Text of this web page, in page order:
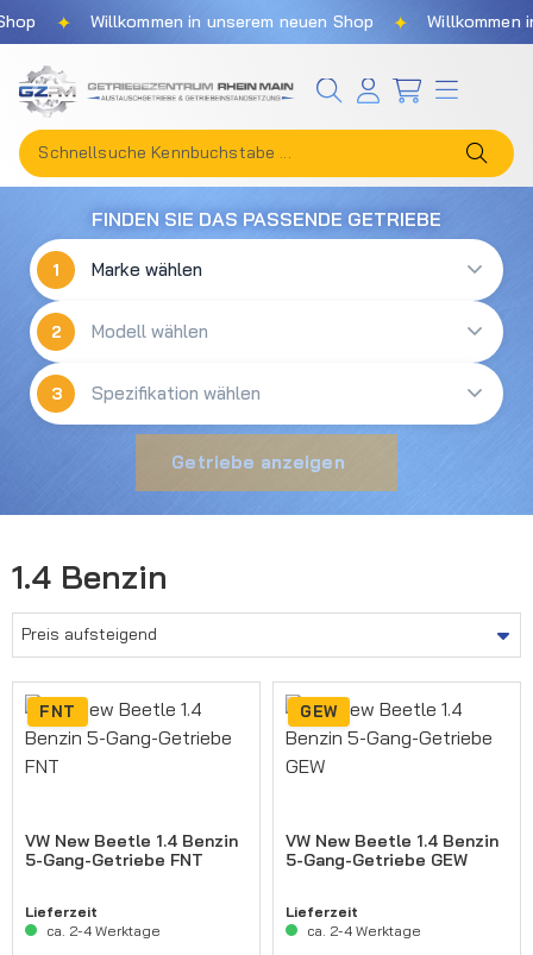
Zum Hauptinhalt springen
Willkommen in unserem neuen Shop Willkommen
FINDEN SIE DAS PASSENDE GETRIEBE
1
2
3
Getriebe anzeigen
1.4 Benzin
FNT
VW New Beetle 1.4 Benzin
5-Gang-Getriebe FNT
Lieferzeit
ca. 2-4 Werktage
GEW
VW New Beetle 1.4 Benzin
5-Gang-Getriebe GEW
Lieferzeit
ca. 2-4 Werktage